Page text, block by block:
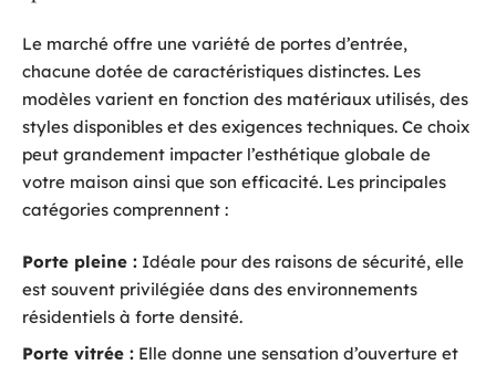
Le marché offre une variété de portes d’entrée,
chacune dotée de caractéristiques distinctes. Les
modèles varient en fonction des matériaux utilisés, des
styles disponibles et des exigences techniques. Ce choix
peut grandement impacter l’esthétique globale de
votre maison ainsi que son efficacité. Les principales
catégories comprennent :
Porte pleine : Idéale pour des raisons de sécurité, elle
est souvent privilégiée dans des environnements
résidentiels à forte densité.
Porte vitrée : Elle donne une sensation d’ouverture et